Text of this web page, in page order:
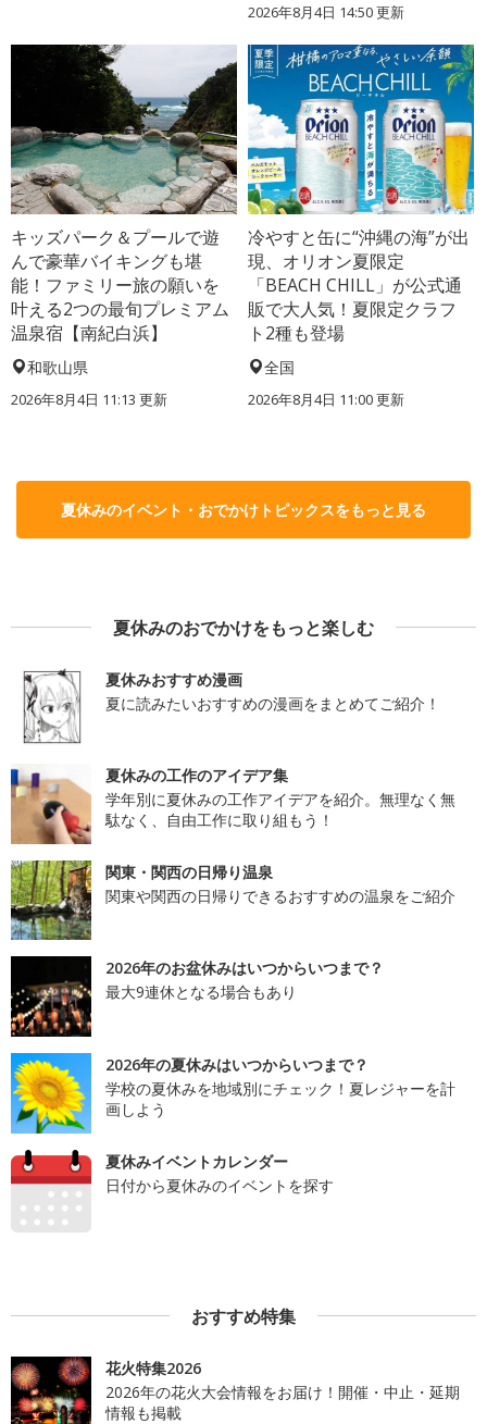
2026年8月4日 14:50更新
キッズパーク＆プールで遊
んで豪華バイキングも堪
能！ファミリー旅の願いを
叶える2つの最旬プレミアム
温泉宿【南紀白浜】
和歌山県
2026年8月4日 11:13 更新
冷やすと缶に“沖縄の海”が出
現、オリオン夏限定
「BEACH CHILL」が公式通
販で大人気！夏限定クラフ
ト2種も登場
全国
2026年8月4日 11:00更新
夏休みのイベント・おでかけトピックスをもっと見る
夏休みのおでかけをもっと楽しむ
夏休みおすすめ漫画
夏に読みたいおすすめの漫画をまとめてご紹介！
夏休みの工作のアイデア集
学年別に夏休みの工作アイデアを紹介。無理なく無
駄なく、自由工作に取り組もう！
関東・関西の日帰り温泉
関東や関西の日帰りできるおすすめの温泉をご紹介
2026年のお盆休みはいつからいつまで？
最大9連休となる場合もあり
2026年の夏休みはいつからいつまで？
学校の夏休みを地域別にチェック！夏レジャーを計
画しよう
夏休みイベントカレンダー
日付から夏休みのイベントを探す
おすすめ特集
花火特集2026
2026年の花火大会情報をお届け！開催・中止・延期
情報も掲載